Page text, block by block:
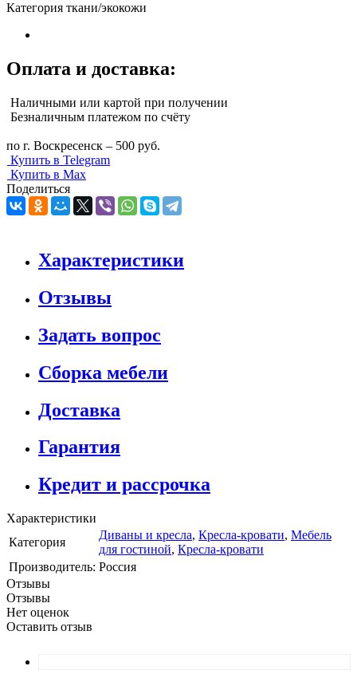
Категория ткани/экокожи
Оплата и доставка:
Наличными или картой при получении
Безналичным платежом по счёту
по г. Воскресенск – 500 руб.
Купить в Telegram
Купить в Max
Поделиться
Характеристики
Отзывы
Задать вопрос
Сборка мебели
Доставка
Гарантия
Кредит и рассрочка
Характеристики
Категория
Диваны и кресла, Кресла-кровати, Мебель
для гостиной, Кресла-кровати
Производитель: Россия
Отзывы
Отзывы
Нет оценок
Оставить отзыв